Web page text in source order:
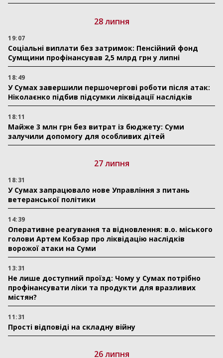
28 липня
19:07
Соціальні виплати без затримок: Пенсійний фонд
Сумщини профінансував 2,5 млрд грн у липні
18:49
У Сумах завершили першочергові роботи після атак:
Ніколаєнко підбив підсумки ліквідації наслідків
18:11
Майже 3 млн грн без витрат із бюджету: Суми
залучили допомогу для особливих дітей
27 липня
18:31
У Сумах запрацювало нове Управління з питань
ветеранської політики
14:39
Оперативне реагування та відновлення: в.о. міського
голови Артем Кобзар про ліквідацію наслідків
ворожої атаки на Суми
13:31
Не лише доступний проїзд: Чому у Сумах потрібно
профінансувати ліки та продукти для вразливих
містян?
11:31
Прості відповіді на складну війну
26 липня